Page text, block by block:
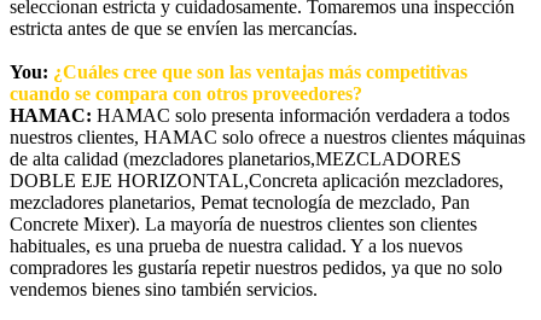
seleccionan estricta y cuidadosamente. Tomaremos una inspección
estricta antes de que se envíen las mercancías.
You: ¿Cuáles cree que son las ventajas más competitivas
cuando se compara con otros proveedores?
HAMAC: HAMAC solo presenta información verdadera a todos
nuestros clientes, HAMAC solo ofrece a nuestros clientes máquinas
de alta calidad (mezcladores planetarios,MEZCLADORES
DOBLE EJE HORIZONTAL,Concreta aplicación mezcladores,
mezcladores planetarios, Pemat tecnología de mezclado, Pan
Concrete Mixer). La mayoría de nuestros clientes son clientes
habituales, es una prueba de nuestra calidad. Y a los nuevos
compradores les gustaría repetir nuestros pedidos, ya que no solo
vendemos bienes sino también servicios.